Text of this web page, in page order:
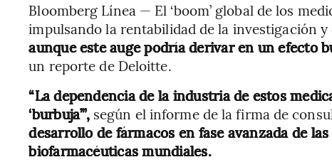
Bloomberg Línea — El ‘boom’ global de los
impulsando la rentabilidad de la investigación
aunque este auge podría derivar en un efecto
un reporte de Deloitte.
“La dependencia de la industria de estos
‘burbuja’”,según el informe de la firma de
desarrollo de fármacos en fase avanzada de
biofarmacéuticas mundiales.